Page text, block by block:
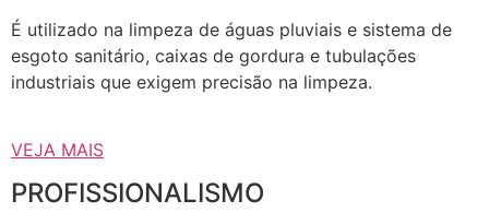
É utilizado na limpeza de águas pluviais e sistema de
esgoto sanitário, caixas de gordura e tubulações
industriais que exigem precisão na limpeza.
VEJA MAIS
PROFISSIONALISMO